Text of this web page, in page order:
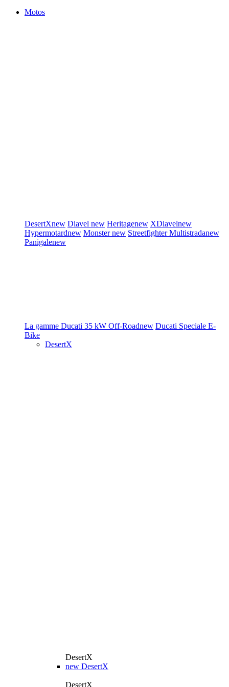
Motos
DesertXnew Diavel new Heritagenew XDiavelnew
Hypermotardnew Monsternew StreetfighterMultistradanew
Panigalenew
La gamme Ducati 35 kW Off-Roadnew Ducati Speciale E-
Bike
DesertX
DesertX
new DesertX
DesertX